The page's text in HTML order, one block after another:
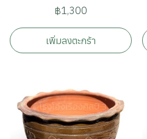
฿1,300
เพิ่มลงตะกร้า